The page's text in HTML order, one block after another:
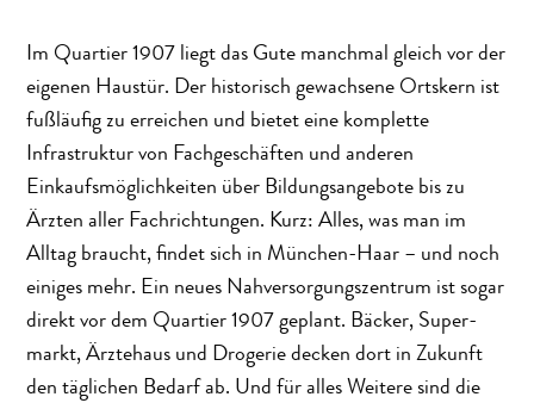
Im Quartier 1907 liegt das Gute manchmal gleich vor der
eigenen Haustür. Der historisch gewachsene Ortskern ist
fußläufig zu erreichen und bietet eine komplette
Infrastruktur von Fachgeschäften und anderen
Einkaufsmöglichkeiten über Bildungsangebote bis zu
Ärzten aller Fachrichtungen. Kurz: Alles, was man im
Alltag braucht, findet sich in München-Haar – und noch
einiges mehr. Ein neues Nahversorgungszentrum ist sogar
direkt vor dem Quartier 1907 geplant. Bäcker, Super­
markt, Ärztehaus und Drogerie decken dort in Zukunft
den täglichen Bedarf ab. Und für alles Weitere sind die